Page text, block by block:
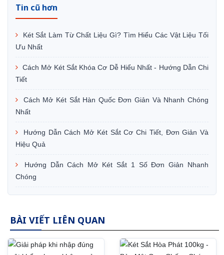
Tin cũ hơn
Két Sắt Làm Từ Chất Liệu Gì? Tìm Hiểu Các Vật Liệu Tối
Ưu Nhất
Cách Mở Két Sắt Khóa Cơ Dễ Hiểu Nhất - Hướng Dẫn Chi
Tiết
Cách Mở Két Sắt Hàn Quốc Đơn Giản Và Nhanh Chóng
Nhất
Hướng Dẫn Cách Mở Két Sắt Cơ Chi Tiết, Đơn Giản Và
Hiệu Quả
Hướng Dẫn Cách Mở Két Sắt 1 Số Đơn Giản Nhanh
Chóng
BÀI VIẾT LIÊN QUAN